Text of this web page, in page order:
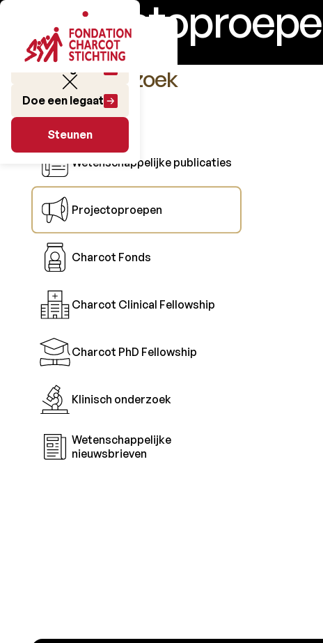
Doe een legaat
Steunen
Het Onderzoek
Wetenschappelijke publicaties
Projectoproepen
Charcot Fonds
Charcot Clinical Fellowship
Charcot PhD Fellowship
Klinisch onderzoek
Wetenschappelijke
nieuwsbrieven